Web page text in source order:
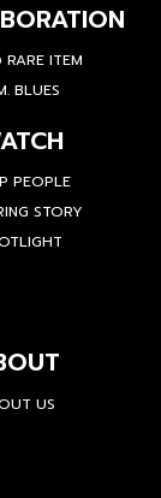
ITEM
BLUES
PEOPLE
STORY
US